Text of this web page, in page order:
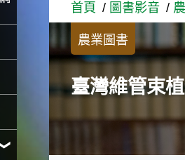
首頁 圖書影音
農業圖書
臺灣維管束